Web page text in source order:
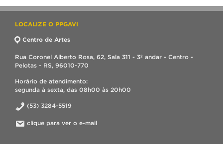
LOCALIZE O PPGAVI
Centro de Artes
Rua Coronel Alberto Rosa, 62, Sala 311 - 3º andar - Centro -
Pelotas - RS, 96010-770
Horário de atendimento:
segunda à sexta, das 08h00 às 20h00
(53) 3284-5519
clique para ver o e-mail